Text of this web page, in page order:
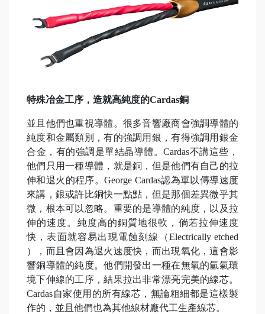
特殊冶金工序，造就高純度的Cardas銅
並且他們也重視導體。很多音響廠商會強調導體的
純度和金屬類別，有的強調用銀，有得強調用銀金
合金，有的強調是單結晶導體。Cardas不講這些，
他們只用一種導體，就是銅，但是他們有自己的拉
伸和退火的程序。George Cardas認為單以傳導速度
來講，銀或許比銅快一點點，但是那個差異微乎其
微，根本可以忽略。重要的是導體的純度，以及拉
伸的速度。純度高的銅質地很軟，倘若拉伸速度
快，表面就容易出現電蝕刻線（Electrically etched
），而且會因為退火速度快，而出現氧化，這會影
響銅導體的純度。他們開發出一種在無氧的氫氣環
境下伸線的工序，結果拉出非常漂亮完美的線芯。
Cardas自家使用的所有線芯，無論粗細都是這樣製
作的，並且他們也為其他線材廠代工生產線芯。